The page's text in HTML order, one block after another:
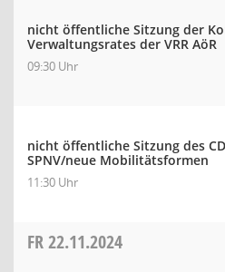
nicht öffentliche Sitzung der
Verwaltungsrates der VRR AöR
09:30 Uhr
nicht öffentliche Sitzung des
SPNV/neue Mobilitätsformen
11:30 Uhr
FR22.11.2024